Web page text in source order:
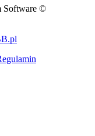
Software ©